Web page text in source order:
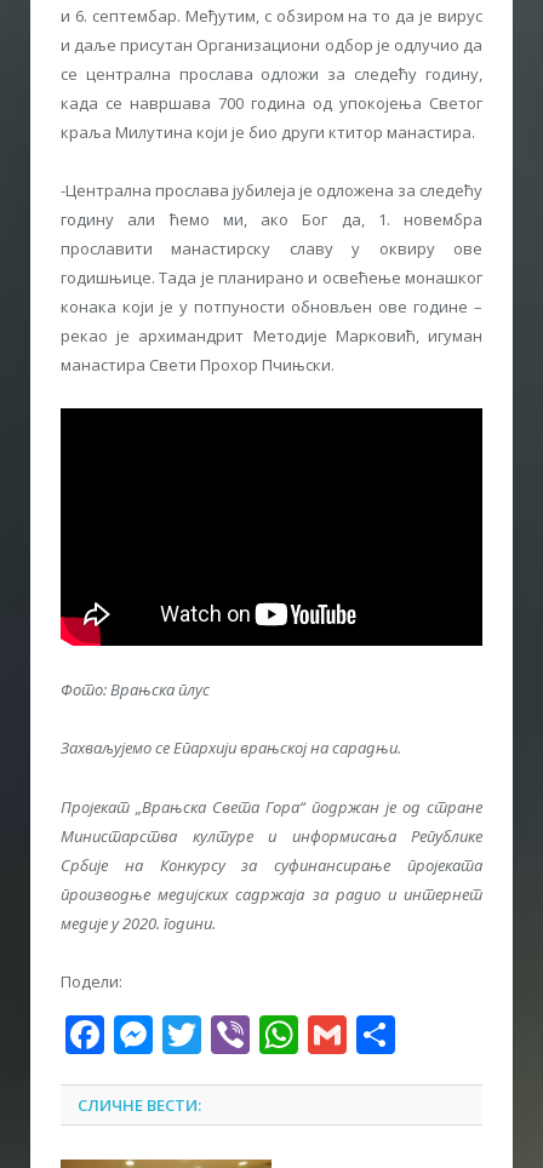
и 6. септембар. Међутим, с обзиром на то да је вирус
и даље присутан Организациони одбор је одлучио да
се централна прослава одложи за следећу годину,
када се навршава 700 година од упокојења Светог
краља Милутина који је био други ктитор манастира.
-Централна прослава јубилеја је одложена за следећу
годину али ћемо ми, ако Бог да, 1. новембра
прославити манастирску славу у оквиру ове
годишњице. Тада је планирано и освећење монашког
конака који је у потпуности обновљен ове године –
рекао је архимандрит Методије Марковић, игуман
манастира Свети Прохор Пчињски.
Фото: Врањска плус
Захваљујемо се Епархији врањској на сарадњи.
Пројекат „Врањска Света Гора“ подржан је од стране
Министарства културе и информисања Републике
Србије на Конкурсу за суфинансирање проjеката
производњемедијских садржаја за радио и интернет
медије у 2020. години.
Подели:
Facebook
Messenger
Twitter
ViberWhatsApp
Gmail
СЛИЧНЕ ВЕСТИ: